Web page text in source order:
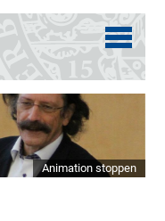
Animation stoppen